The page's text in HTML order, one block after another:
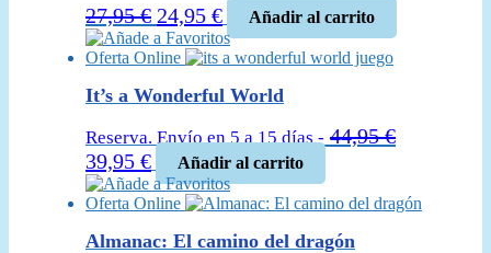
27,95€ El
precio
original
era:
24,95 €El
precio
actual
es:
Añadir al carrito
Añade a Favoritos
Oferta Online
It’s a Wonderful World
Reserva. Envío en 5 a 15 días - 44,95€
El
precio
original
era:
39,95 €El
precio
actual
es:
Añadir al carrito
Añade a Favoritos
Oferta Online
Almanac: El camino del dragón